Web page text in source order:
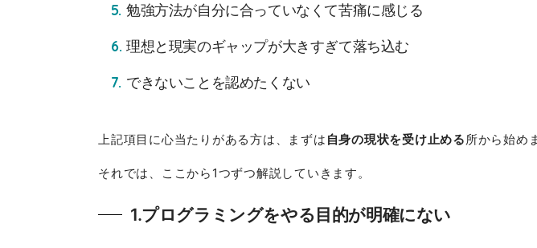
勉強方法が自分に合っていなくて苦痛に感じる
理想と現実のギャップが大きすぎて落ち込む
できないことを認めたくない
上記項目に心当たりがある方は、まずは 自身の現状を受け止める 所から始め
それでは、ここから1つずつ解説していきます。
1.プログラミングをやる目的が明確にない